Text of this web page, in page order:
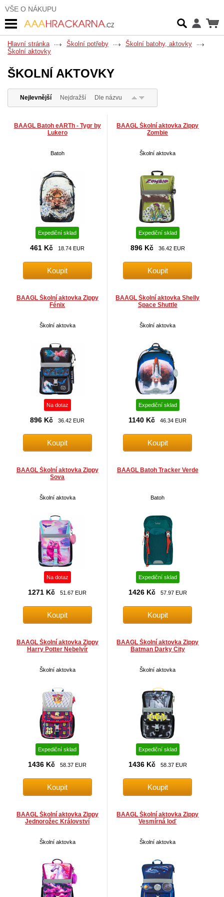
VŠE O NÁKUPU
Hlavní stránka Školní potřeby
Školní batohy, aktovky
Školní aktovky
ŠKOLNÍ AKTOVKY
Nejlevnější Nejdražší Dle názvu
BAAGL Batoh eARTh - Tygr by
Lukero
Batoh
Expediční sklad
461 Kč 18.74 EUR
BAAGL Školní aktovka Zippy
Zombie
Školní aktovka
Expediční sklad
896 Kč 36.42 EUR
BAAGL Školní aktovka Zippy
Fénix
Školní aktovka
Na dotaz
896 Kč 36.42 EUR
BAAGL Školní aktovka Shelly
Space Shuttle
Školní aktovka
Expediční sklad
1140 Kč 46.34 EUR
BAAGL Školní aktovka Zippy
Sova
Školní aktovka
Na dotaz
1271 Kč 51.67 EUR
BAAGL Batoh Tracker Verde
Batoh
Expediční sklad
1426 Kč 57.97 EUR
BAAGL Školní aktovka Zippy
Harry Potter Nebelvír
Školní aktovka
Expediční sklad
1436 Kč 58.37 EUR
BAAGL Školní aktovka Zippy
Batman Darky City
Školní aktovka
Expediční sklad
1436 Kč 58.37 EUR
BAAGL Školní aktovka Zippy
Jednorožec Království
Školní aktovka
BAAGL Školní aktovka Zippy
Vesmírná loď
Školní aktovka